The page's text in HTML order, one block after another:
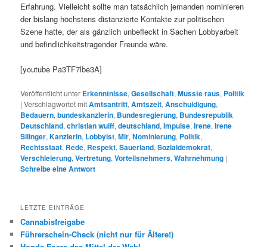
Erfahrung. Vielleicht sollte man tatsächlich jemanden nominieren
der bislang höchstens distanzierte Kontakte zur politischen
Szene hatte, der als gänzlich unbefleckt in Sachen Lobbyarbeit
und befindlichkeitstragender Freunde wäre.
[youtube Pa3TF7lbe3A]
Veröffentlicht unter Erkenntnisse,Gesellschaft,Musste raus, Politik
|Verschlagwortet mitAmtsantritt,Amtszeit,Anschuldigung,
Bedauern,bundeskanzlerin, Bundesregierung, Bundesrepublik
Deutschland,christian wulff,deutschland,Impulse,Irene,Irene
Silinger,Kanzlerin, Lobbyist,Mir,Nominierung, Politik,
Rechtsstaat, Rede, Respekt,Sauerland,Sozialdemokrat,
Verschleierung,Vertretung,Vorteilsnehmers,Wahrnehmung |
Schreibe eine Antwort
LETZTE EINTRÄGE
Cannabisfreigabe
Führerschein-Check (nicht nur für Ältere!)